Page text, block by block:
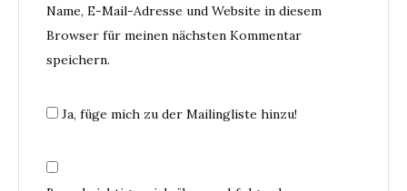
Name, E-Mail-Adresse und Website in diesem
Browser für meinen nächsten Kommentar
speichern.
Ja, füge mich zu der Mailingliste hinzu!